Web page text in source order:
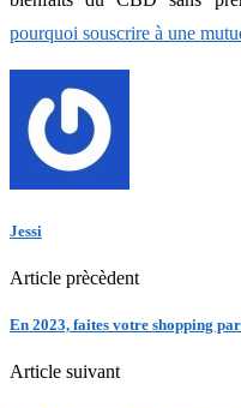
pourquoi souscrire à une
Jessi
Article prècèdent
En 2023, faites votre shopping
Article suivant